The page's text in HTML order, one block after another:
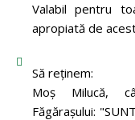
Valabil pentru
apropiată de
Să reținem:
Moș Milucă,
Făgăraşului: